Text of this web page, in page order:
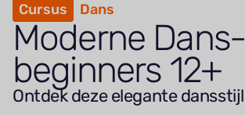
Cursus Dans
Moderne Dans-
beginners 12+
Ontdek deze elegante dansstijl